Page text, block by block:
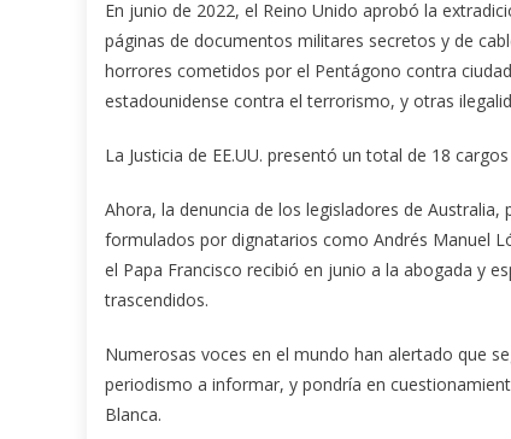
En junio de 2022, el Reino Unido aprobó la
páginas de documentos militares secretos y de
horrores cometidos por el Pentágono contra
estadounidense contra el terrorismo, y otras
La Justicia de EE.UU. presentó un total de 18
Ahora, la denuncia de los legisladores de
formulados por dignatarios como Andrés Manuel
el Papa Francisco recibió en junio a la abogada y
trascendidos.
Numerosas voces en el mundo han alertado que
periodismo a informar, y pondría en
Blanca.